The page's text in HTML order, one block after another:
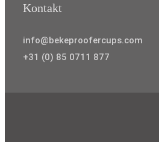
Kontakt
info@bekeproofercups.com
+31 (0) 85 0711 877